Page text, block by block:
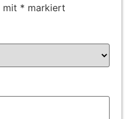
mit * markiert